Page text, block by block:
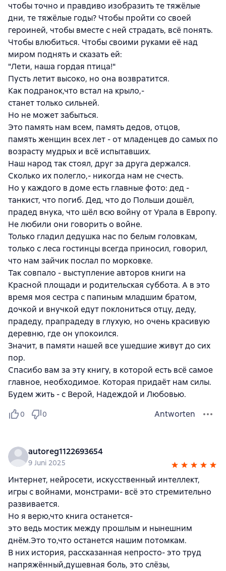
чтобы точно и правдиво изобразить те тяжёлые
дни, те тяжёлые годы? Чтобы пройти со своей
героиней, чтобы вместе с ней страдать, всё понять.
Чтобы влюбиться. Чтобы своими руками её над
миром поднять и сказать ей:
"Лети, наша гордая птица!"
Пусть летит высоко, но она возвратится.
Как подранок,что встал на крыло,-
станет только сильней.
Но не может забыться.
Это память нам всем, память дедов, отцов,
память женщин всех лет - от младенцев до самых по
возрасту мудрых и всё испытавших.
Наш народ так стоял, друг за друга держался.
Сколько их полегло,- никогда нам не счесть.
Но у каждого в доме есть главные фото: дед -
танкист, что погиб. Дед, что до Польши дошёл,
прадед внука, что шёл всю войну от Урала в Европу.
Не любили они говорить о войне.
Только гладил дедушка нас по белым головкам,
только с леса гостинцы всегда приносил, говорил,
что нам зайчик послал по морковке.
Так совпало - выступление авторов книги на
Красной площади и родительская суббота. А в это
время моя сестра с папиным младшим братом,
дочкой и внучкой едут поклониться отцу, деду,
прадеду, прапрадеду в глухую, но очень красивую
деревню, где он упокоился.
Значит, в памяти нашей все ушедшие живут до сих
пор.
Спасибо вам за эту книгу, в которой есть всё самое
главное, необходимое. Которая придаёт нам силы.
Будем жить - с Верой, Надеждой и Любовью.
0 0 Antworten
autoreg1122693654
9 Juni 2025
Интернет, нейросети, искусственный интеллект,
игры с войнами, монстрами- всё это стремительно
развивается.
Но я верю,что книга останется-
это ведь мостик между прошлым и нынешним
днём.Это то,что останется нашим потомкам.
В них история, рассказанная непросто- это труд
напряжённый,душевная боль, это слёзы,